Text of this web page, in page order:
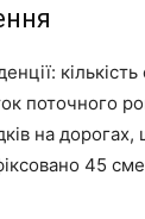
поточного
на дорогах,
45